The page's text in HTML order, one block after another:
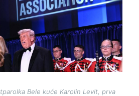
Bele kuće Karolin Levit, prva